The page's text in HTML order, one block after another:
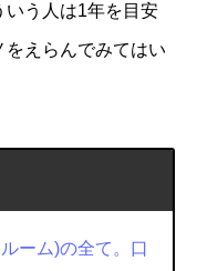
いう人は1年を目安
えらんでみてはい
ーム)の全て。口